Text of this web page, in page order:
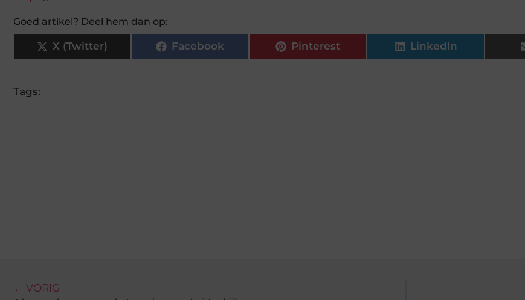
Goed artikel? Deel hem dan op:
X (Twitter) Facebook Pinterest LinkedIn
Tags:
← VORIG